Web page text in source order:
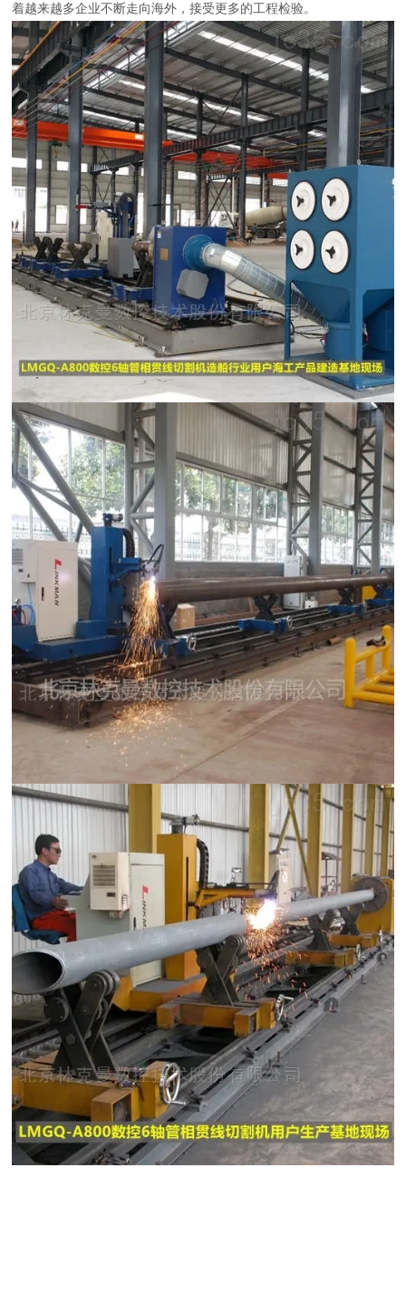
着越来越多企业不断走向海外，接受更多的工程检验。